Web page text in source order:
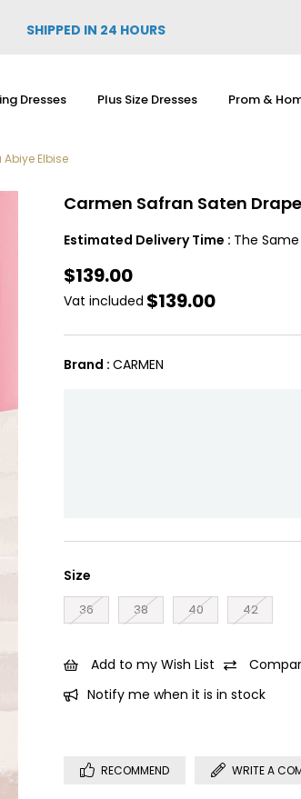
SHIPPED IN 24 HOURS
Dresses Plus Size Dresses Prom &
Elbise
Carmen Safran Saten
Estimated Delivery Time : The
$139.00
Vat included $139.00
Brand : CARMEN
Size
36 38 40 42
Add to my Wish List
Notify me when it is in stock
RECOMMEND WRITE A